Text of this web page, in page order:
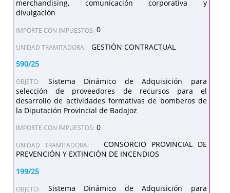
merchandising, comunicación corporativa y
divulgación
IMPORTE CON IMPUESTOS: 0
UNIDAD TRAMITADORA:
GESTIÓN CONTRACTUAL
590/25
OBJETO:
Sistema Dinámico de Adquisición para
selección de proveedores de recursos para el
desarrollo de actividades formativas de bomberos de
la Diputación Provincial de Badajoz
IMPORTE CON IMPUESTOS: 0
UNIDAD TRAMITADORA:
CONSORCIO PROVINCIAL DE
PREVENCIÓN Y EXTINCIÓN DE INCENDIOS
199/25
OBJETO:
Sistema Dinámico de Adquisición para